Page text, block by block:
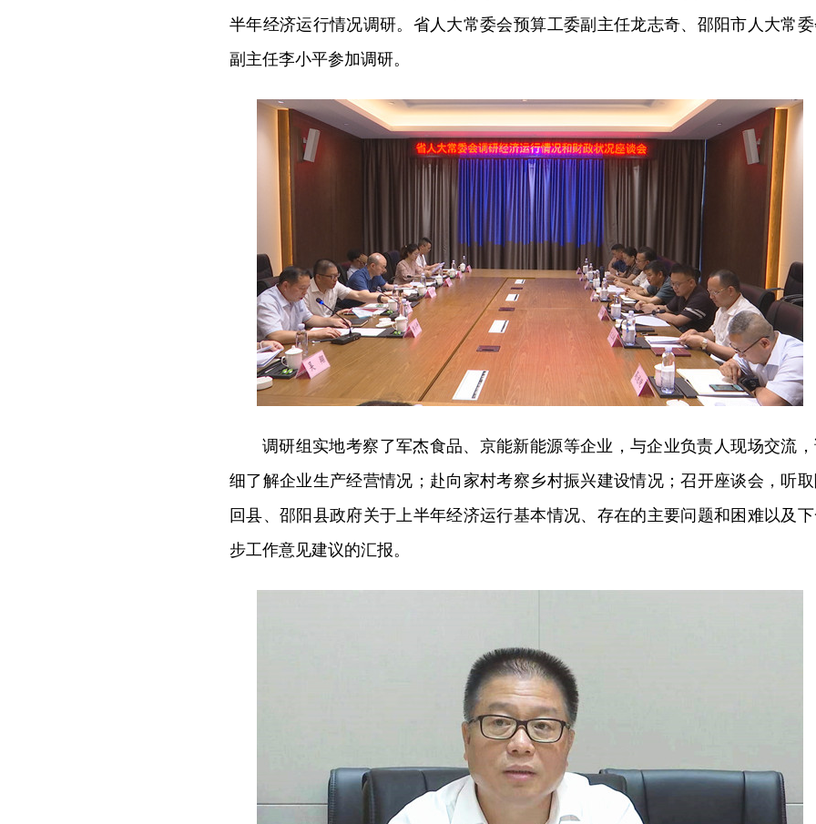
半年经济运行情况调研。省人大常委会预算工委副主任龙志奇、邵阳市人大常
副主任李小平参加调研。
调研组实地考察了军杰食品、京能新能源等企业，与企业负责人现场交流
细了解企业生产经营情况；赴向家村考察乡村振兴建设情况；召开座谈会，听
回县、邵阳县政府关于上半年经济运行基本情况、存在的主要问题和困难以及
步工作意见建议的汇报。